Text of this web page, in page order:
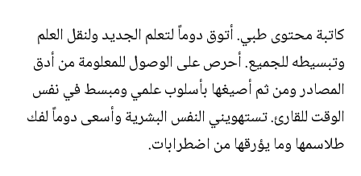
كاتبة محتوى طبي. أتوق دوماً لتعلم الجديد ولنقل العلم
وتبسيطه للجميع. أحرص على الوصول للمعلومة من أدق
المصادر ومن ثم أصيغها بأسلوب علمي ومبسط في نفس
الوقت للقارئ. تستهويني النفس البشرية وأسعى دوماً لفك
طلاسمها وما يؤرقها من اضطرابات.